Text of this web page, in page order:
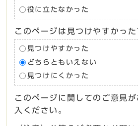
役に立たなかった
このページは見つけやすかった
見つけやすかった
どちらともいえない
見つけにくかった
このページに関してのご意見
入ください。